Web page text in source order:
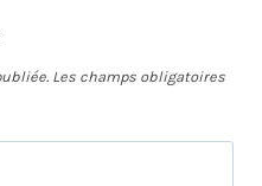
Les champs obligatoires